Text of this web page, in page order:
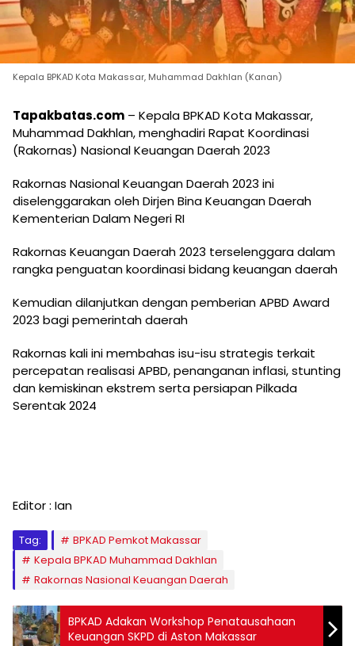
Kepala BPKAD Kota Makassar, Muhammad Dakhlan (Kanan)
Tapakbatas.com – Kepala BPKAD Kota Makassar,
Muhammad Dakhlan, menghadiri Rapat Koordinasi
(Rakornas) Nasional Keuangan Daerah 2023
Rakornas Nasional Keuangan Daerah 2023 ini
diselenggarakan oleh Dirjen Bina Keuangan Daerah
Kementerian Dalam Negeri RI
Rakornas Keuangan Daerah 2023 terselenggara dalam
rangka penguatan koordinasi bidang keuangan daerah
Kemudian dilanjutkan dengan pemberian APBD Award
2023 bagi pemerintah daerah
Rakornas kali ini membahas isu-isu strategis terkait
percepatan realisasi APBD, penanganan inflasi, stunting
dan kemiskinan ekstrem serta persiapan Pilkada
Serentak 2024
Editor : Ian
Tag:
BPKAD Pemkot Makassar
Kepala BPKAD Muhammad Dakhlan
Rakornas Nasional Keuangan Daerah
BPKAD Adakan Workshop Penatausahaan
Keuangan SKPD di Aston Makassar